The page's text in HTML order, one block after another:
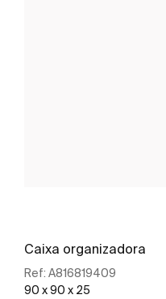
Caixa organizadora
Ref: A816819409
90 x 90 x 25